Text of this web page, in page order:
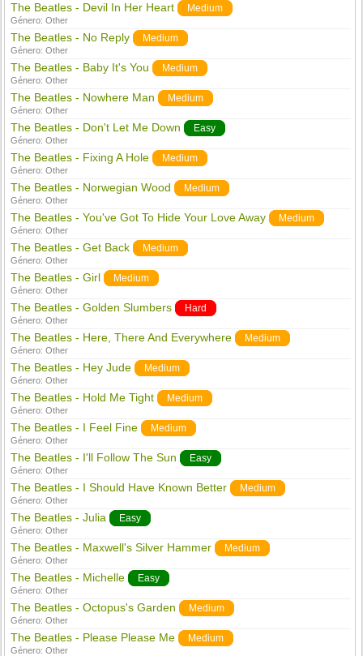
The Beatles - Devil In Her Heart Medium
Género:Other
The Beatles - No Reply Medium
Género:Other
The Beatles - Baby It's You Medium
Género:Other
The Beatles - Nowhere Man Medium
Género:Other
The Beatles - Don't Let Me Down Easy
Género:Other
The Beatles - Fixing A Hole Medium
Género:Other
The Beatles - Norwegian Wood Medium
Género:Other
The Beatles - You've Got To Hide Your Love Away Medium
Género:Other
The Beatles - Get Back Medium
Género:Other
The Beatles - Girl Medium
Género:Other
The Beatles - Golden Slumbers Hard
Género:Other
The Beatles - Here, There And Everywhere Medium
Género:Other
The Beatles - Hey Jude Medium
Género:Other
The Beatles - Hold Me Tight Medium
Género:Other
The Beatles - I Feel Fine Medium
Género:Other
The Beatles - I'll Follow The Sun Easy
Género:Other
The Beatles - I Should Have Known Better Medium
Género:Other
The Beatles - Julia Easy
Género:Other
The Beatles - Maxwell's Silver Hammer Medium
Género:Other
The Beatles - Michelle Easy
Género:Other
The Beatles - Octopus's Garden Medium
Género:Other
The Beatles - Please Please Me Medium
Género:Other